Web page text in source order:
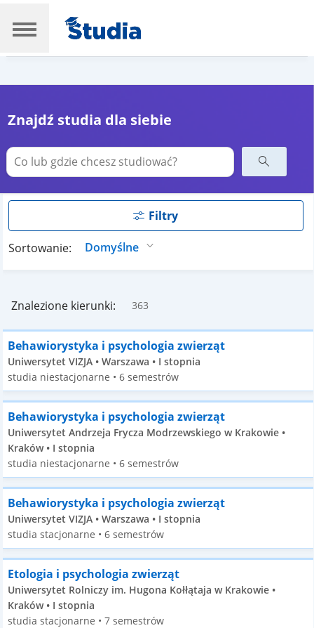
Znajdź studia dla siebie
Filtry
Sortowanie:
Znalezione kierunki: 363
Behawiorystyka i psychologia zwierząt
Uniwersytet VIZJA • Warszawa • I stopnia
studia niestacjonarne • 6 semestrów
Behawiorystyka i psychologia zwierząt
Uniwersytet Andrzeja Frycza Modrzewskiego w Krakowie •
Kraków • I stopnia
studia niestacjonarne • 6 semestrów
Behawiorystyka i psychologia zwierząt
Uniwersytet VIZJA • Warszawa • I stopnia
studia stacjonarne • 6 semestrów
Etologia i psychologia zwierząt
Uniwersytet Rolniczy im. Hugona Kołłątaja w Krakowie •
Kraków • I stopnia
studia stacjonarne • 7 semestrów